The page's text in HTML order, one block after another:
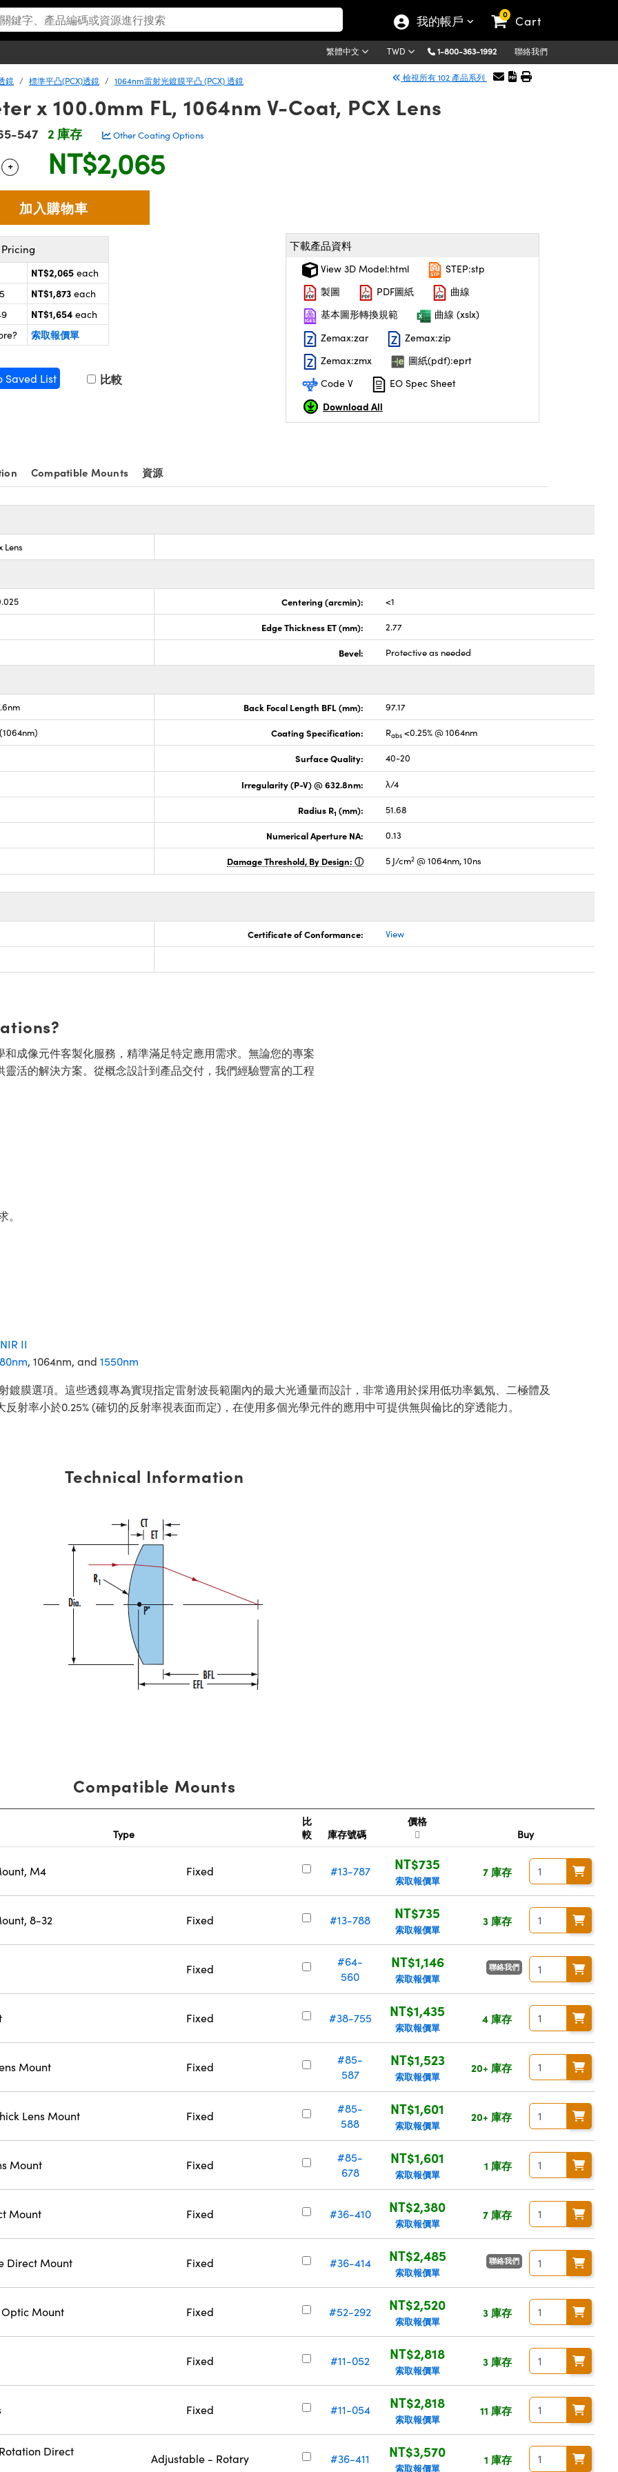
我的帳戶 0 Cart
繁體中文 TWD 1-800-363-1992 聯絡我們
鏡 標準平凸(PCX)透鏡 1064nm雷射光鍍膜平凸 (PCX) 透鏡 檢視所有 102 產品系列
x 100.0mm FL, 1064nm V-Coat, PCX Lens
547 2 庫存 Other Coating Options
Use the plus and minus buttons to adjust the quantity.
+ NT$2,065
NT$2,065 each
NT$1,873 each
NT$1,654 each
索取報價單
Saved List 比較
下載產品資料
View 3D Model:html
STEP:stp
製圖
PDF圖紙
曲線
基本圖形轉換規範
曲線 (xslx)
Zemax:zar
Zemax:zip
Zemax:zmx
圖紙(pdf):eprt
Code V
EO Spec Sheet
Download All
Compatible Mounts 資源
Lens
Centering (arcmin): <1
Edge Thickness ET (mm): 2.77
Bevel: Protective as needed
Back Focal Length BFL (mm): 97.17
Coating Specification: Rabs <0.25% @ 1064nm
Surface Quality: 40-20
Irregularity (P-V) @ 632.8nm: λ/4
Radius R1 (mm): 51.68
Numerical Aperture NA: 0.13
Damage Threshold, By Design: 5 J/cm2 @ 1064nm, 10ns
Certificate of Conformance: View
成像元件客製化服務，精準滿足特定應用需求。無論您的專案
活的解決方案。從概念設計到產品交付，我們經驗豐富的工程
。
NIR II
, 1064nm, and 1550nm
鍍膜選項。這些透鏡專為實現指定雷射波長範圍內的最大光通量而設計，非常適用於採用低功率氦氖、二極體及
射率小於0.25% (確切的反射率視表面而定)，在使用多個光學元件的應用中可提供無與倫比的穿透能力。
Technical Information
Compatible Mounts
Type
比
較
庫存號碼
價格
Buy
M4 Fixed #13-787 NT$735
索取報價單
7 庫存
8-32 Fixed #13-788 NT$735
索取報價單
3 庫存
Fixed
#64-
560
NT$1,146
索取報價單
聯絡我們
Fixed #38-755 NT$1,435
索取報價單
4 庫存
Mount Fixed
#85-
587
NT$1,523
索取報價單
20+ 庫存
Lens Mount Fixed
#85-
588
NT$1,601
索取報價單
20+ 庫存
Mount Fixed
#85-
678
NT$1,601
索取報價單
1 庫存
Mount Fixed #36-410 NT$2,380
索取報價單
7 庫存
Direct Mount Fixed #36-414 NT$2,485
索取報價單
聯絡我們
Mount Fixed #52-292 NT$2,520
索取報價單
3 庫存
Fixed #11-052 NT$2,818
索取報價單
3 庫存
Fixed #11-054 NT$2,818
索取報價單
11 庫存
Direct
Adjustable - Rotary #36-411 NT$3,570
索取報價單
1 庫存